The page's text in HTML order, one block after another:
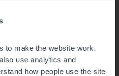
to make the website work.
use analytics and
how people use the site